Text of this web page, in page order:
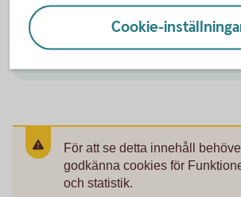
Frågor om BankID? BankID support
dagar 07-23 med undantag för
010-494 91 88
För att se detta innehåll
godkänna cookies för
och statistik.
Cookie-